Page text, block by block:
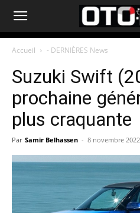
Accueil - DERNIÈRES News
Suzuki Swift
prochaine
plus craquante
Par Samir Belhassen - 8 novembre 2022